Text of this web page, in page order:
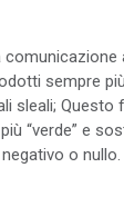
sempre
sleali;
“verde” e
o nullo.